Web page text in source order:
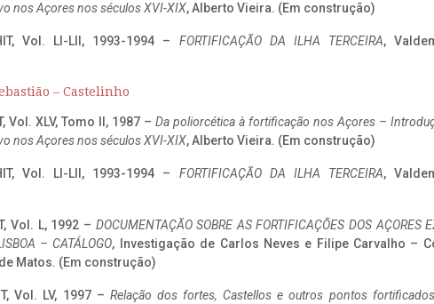
nos Açores nos séculos XVI-XIX, Alberto Vieira. (Em construção)
Vol. LI-LII, 1993-1994 – FORTIFICAÇÃO DA ILHA TERCEIRA,
– Castelinho
Vol. XLV, Tomo II, 1987 – Da poliorcética à fortificação nos Açores –
nos Açores nos séculos XVI-XIX, Alberto Vieira. (Em construção)
Vol. LI-LII, 1993-1994 – FORTIFICAÇÃO DA ILHA TERCEIRA,
Vol. L, 1992 – DOCUMENTAÇÃO SOBRE AS FORTIFICAÇÕES DOS AÇORES
– CATÁLOGO, Investigação de Carlos Neves e Filipe Carvalho –
Matos. (Em construção)
Vol. LV, 1997 – Relação dos fortes, Castellos e outros pontos